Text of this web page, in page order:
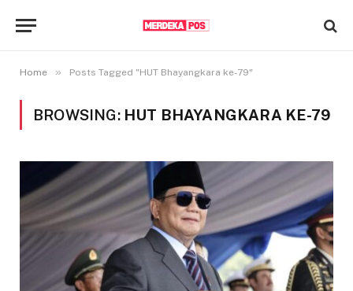
Home » Posts Tagged "HUT Bhayangkara ke-79"
BROWSING: HUT BHAYANGKARA KE-79